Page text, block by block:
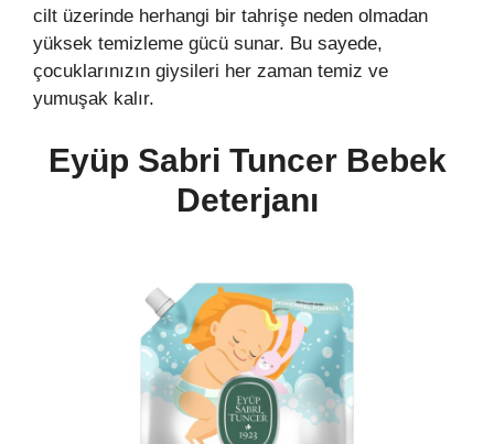
cilt üzerinde herhangi bir tahrişe neden olmadan
yüksek temizleme gücü sunar. Bu sayede,
çocuklarınızın giysileri her zaman temiz ve
yumuşak kalır.
Eyüp Sabri Tuncer Bebek
Deterjanı